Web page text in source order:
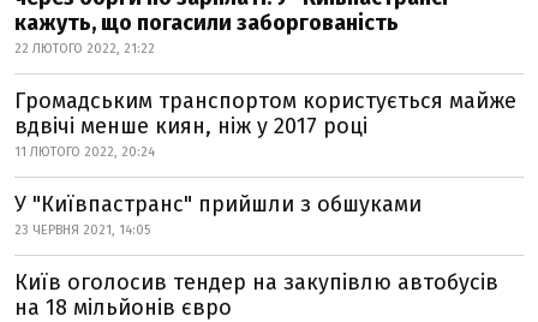
кажуть, що погасили заборгованість
22 ЛЮТОГО 2022, 21:22
Громадським транспортом користується майже
вдвічі менше киян, ніж у 2017 році
11 ЛЮТОГО 2022, 20:24
У "Київпастранс" прийшли з обшуками
23 ЧЕРВНЯ 2021, 14:05
Київ оголосив тендер на закупівлю автобусів
на 18 мільйонів євро